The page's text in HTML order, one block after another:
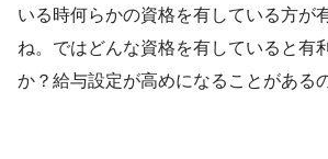
いる時何らかの資格を有している方が
ね。ではどんな資格を有していると有
か？給与設定が高めになることがある